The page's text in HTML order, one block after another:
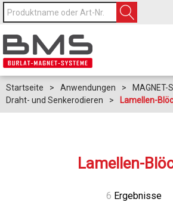
Startseite > Anwendungen > MAGNET-
Draht- und Senkerodieren
> Lamellen-
Lamellen-
6 Ergebnisse